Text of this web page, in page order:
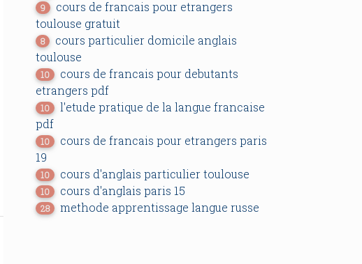
9
cours de francais pour etrangers
toulouse gratuit
8
cours particulier domicile anglais
toulouse
10
cours de francais pour debutants
etrangers pdf
10
l'etude pratique de la langue francaise
pdf
10
cours de francais pour etrangers paris
19
10 cours d'anglais particulier toulouse
10 cours d'anglais paris 15
28 methode apprentissage langue russe